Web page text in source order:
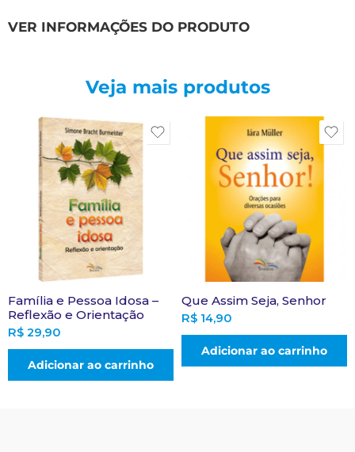
VER INFORMAÇÕES DO PRODUTO
Veja mais produtos
Família e Pessoa Idosa –
Reflexão e Orientação
R$ 29,90
Adicionar ao carrinho
Que Assim Seja, Senhor
R$ 14,90
Adicionar ao carrinho